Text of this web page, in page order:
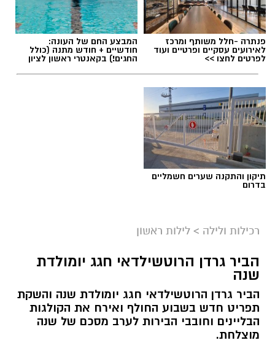
פנתרה -חלל משותף ומרכז
לאירועים עסקיים ופרטיים ועוד
לפרטים לחצו >>
המבצע החם של העונה:
חודשיים + חודש מתנה (כולל
החגים!) בקאנטרי ראשון לציון
תיקון והתקנה שערים חשמליים
בדרום
רכילות ולילה > לילות ראשון
הביר גרדן הרוטשילדאי חגג יומולדת
שנה
הביר גרדן הרוטשילדאי חגג יומולדת שנה והשקת
תפריט חדש בשבוע החולף ואירח את הקולגות
הבליינים וחובבי הבירות לערב מסכם של שנה
מוצלחת.